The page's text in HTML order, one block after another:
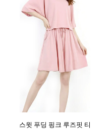
스윗 푸딩 핑크 루즈핏 티